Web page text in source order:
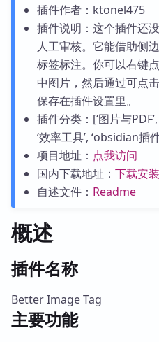
插件作者：ktonel475
插件说明：这个插件还
人工审核。它能借助侧
标签标注。你可以右键
中图片，然后通过可点
保存在插件设置里。
插件分类：[‘图片与
‘效率工具’, ‘obsidian插
项目地址： 点我访问
国内下载地址： 下载安装
自述文件： Readme
概述
插件名称
Better Image Tag
主要功能